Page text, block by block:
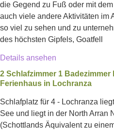
die Gegend zu Fuß oder mit
auch viele andere Aktivitäten im
so viel zu sehen und zu
des höchsten Gipfels, Goatfell
Details ansehen
2 Schlafzimmer 1
Ferienhaus in Lochranza
Schlafplatz für 4 - Lochranza
See und liegt in der North Arran
(Schottlands Äquivalent zu